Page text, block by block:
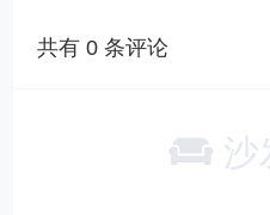
共有0 条评论
沙